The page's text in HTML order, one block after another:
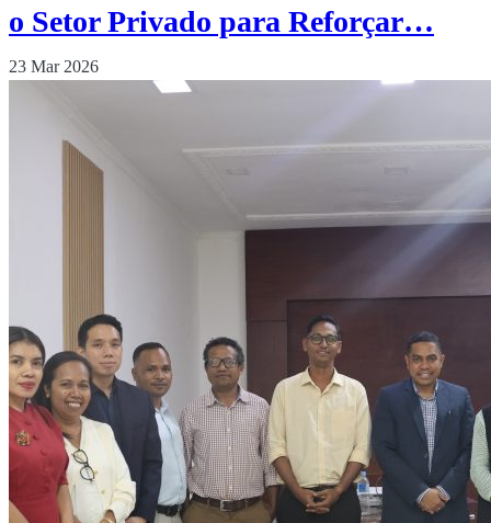
o Setor Privado para Reforçar…
23 Mar 2026